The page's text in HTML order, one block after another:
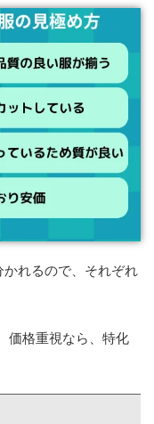
れるので、それぞれ
価格重視なら、特化